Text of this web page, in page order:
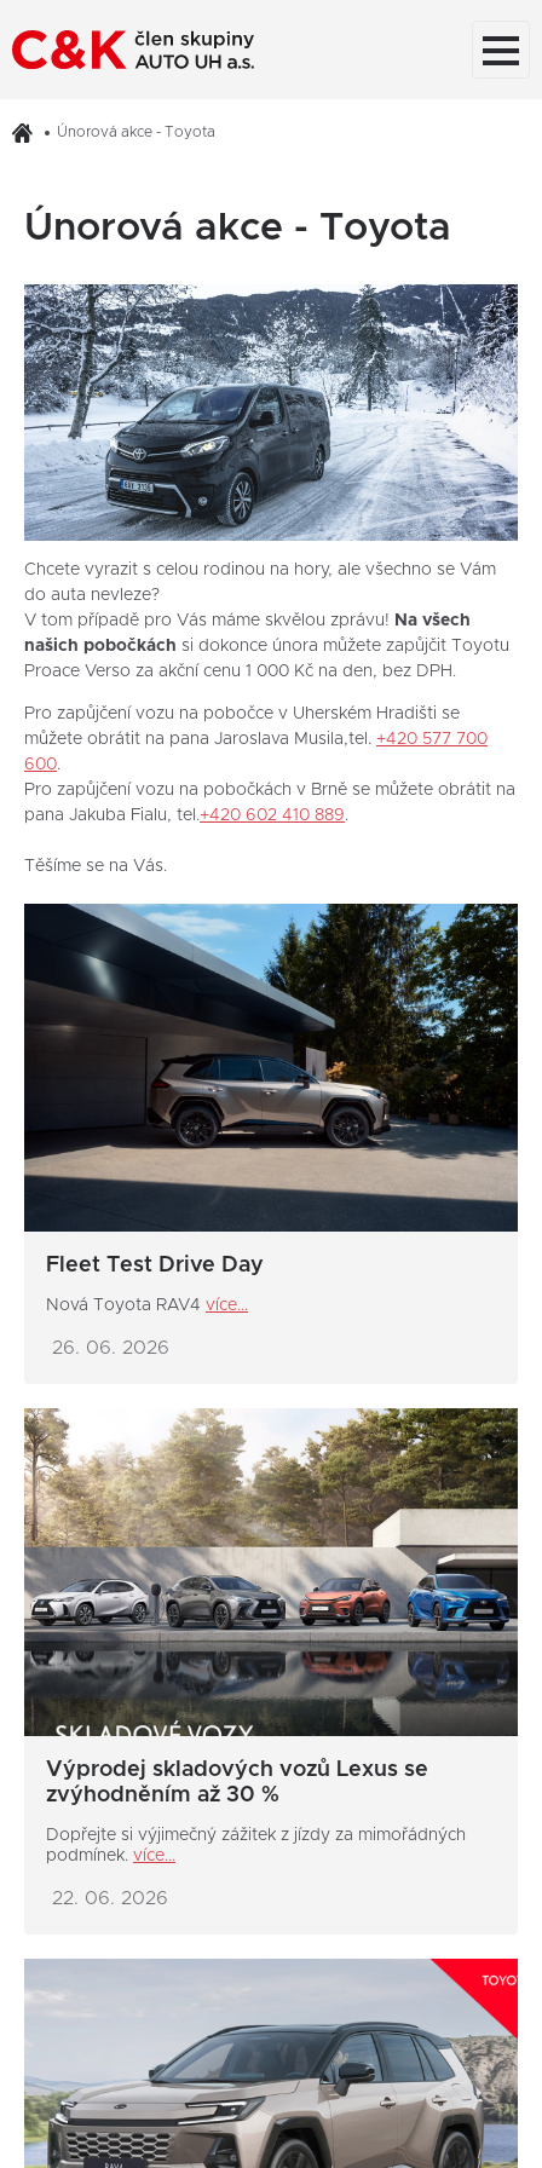
Únorová akce - Toyota
Únorová akce - Toyota
Chcete vyrazit s celou rodinou na hory, ale všechno se Vám
do auta nevleze?
V tom případě pro Vás máme skvělou zprávu! Na všech
našich pobočkách si dokonce února můžete zapůjčit Toyotu
Proace Verso za akční cenu 1 000 Kč na den, bez DPH.
Pro zapůjčení vozu na pobočce v Uherském Hradišti se
můžete obrátit na pana Jaroslava Musila,tel. +420 577 700
600.
Pro zapůjčení vozu na pobočkách v Brně se můžete obrátit na
pana Jakuba Fialu, tel.+420 602 410 889.
Těšíme se na Vás.
Fleet Test Drive Day
Nová Toyota RAV4 více...
26. 06. 2026
Výprodej skladových vozů Lexus se
zvýhodněním až 30 %
Dopřejte si výjimečný zážitek z jízdy za mimořádných
podmínek. více...
22. 06. 2026